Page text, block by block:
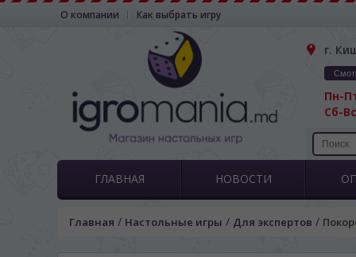
О компании Как выбрать игру
г.
Пн-
Сб-
ГЛАВНАЯ НОВОСТИ
Главная / Настольные игры / Для экспертов /